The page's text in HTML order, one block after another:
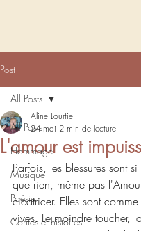
Post
All Posts
Hommage
Musique
Poésie
Contes et histoires
All Posts
L'amour est
Aline Lourtie
24 mai 2 min de lecture
Parfois, les blessures sont
que rien, même pas
cicatricer. Elles sont
vives. Le moindre toucher,